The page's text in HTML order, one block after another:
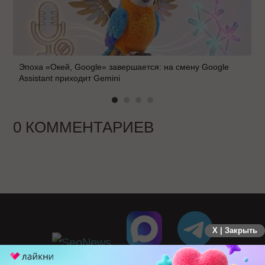
Эпоха «Окей, Google» завершается: на смену Google
Assistant приходит Gemini
0 КОММЕНТАРИЕВ
X | Закрыть